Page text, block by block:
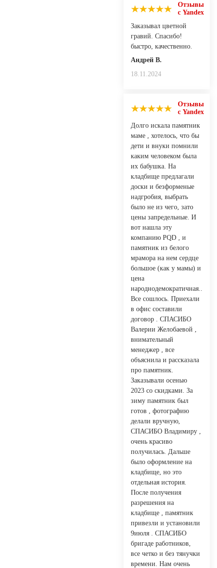
Отзывы
с Yandex
Заказывал цветной
гравий. Спасибо!
быстро, качественно.
Андрей В.
18.11.2024
Отзывы
с Yandex
Долго искала памятник
маме , хотелось, что бы
дети и внуки помнили
каким человеком была
их бабушка. На
кладбище предлагали
доски и безформеные
надгробия, выбрать
было не из чего, зато
цены запредельные. И
вот нашла эту
компанию PQD , и
памятник из белого
мрамора на нем сердце
большое (как у мамы) и
цена
народнодемократичная..
Все сошлось. Приехали
в офис составили
договор . СПАСИБО
Валерии Желобаевой ,
внимательный
менеджер , все
объяснила и рассказала
про памятник.
Заказывали осенью
2023 со скидками. За
зиму памятник был
готов , фотографию
делали вручную,
СПАСИБО Владимиру ,
очень красиво
получилась. Дальше
было оформление на
кладбище, но это
отдельная история.
После получения
разрешения на
кладбище , памятник
привезли и установили
9июля . СПАСИБО
бригаде работников,
все четко и без тянучки
времени. Нам очень